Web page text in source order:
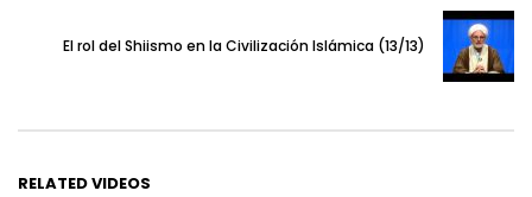
El rol del Shiismo en la Civilización Islámica (13/13)
RELATED VIDEOS